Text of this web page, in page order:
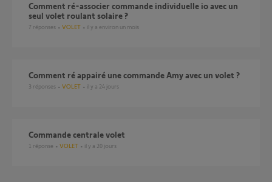
Comment ré-associer commande individuelle io avec un
seul volet roulant solaire ?
7 réponses VOLET il y a environ un mois
Comment ré appairé une commande Amy avec un volet ?
3 réponses VOLET il y a 24 jours
Commande centrale volet
1 réponse VOLET il y a 20 jours